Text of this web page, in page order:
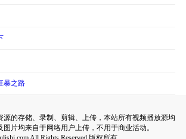
暴之路
源的存储、录制、剪辑、上传，本站所有视频播放源均
片均来自于网络用户上传，不用于商业活动。